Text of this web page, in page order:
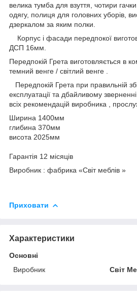
велика тумба для взуття, чотири
одягу, полиця для головних уборів,
дзеркалом за яким полки.
Корпус і фасади передпокої
ДСП 16мм.
Передпокій Грета виготовляється в
темний венге / світлий венге .
Передпокій Грета при правильній
експлуатації та дбайливому
всіх рекомендацій виробника ,
Ширина 1400мм
глибина 370мм
висота 2025мм
Гарантія 12 місяців
Виробник : фабрика «Свiт меблiв »
Приховати
Характеристики
Основні
Виробник
Світ